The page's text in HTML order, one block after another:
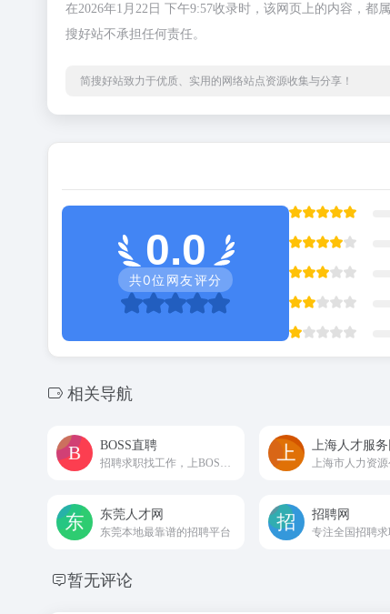
在2026年1月22日 下午9:57收录时，该网页上的内容，
搜好站不承担任何责任。
简搜好站致力于优质、实用的网络站点资源收集与分享！
0.0
共0位网友评分
相关导航
BOSS直聘 上海人才服务
东莞人才网
东莞本地最靠谱的招聘平台
招聘网
暂无评论